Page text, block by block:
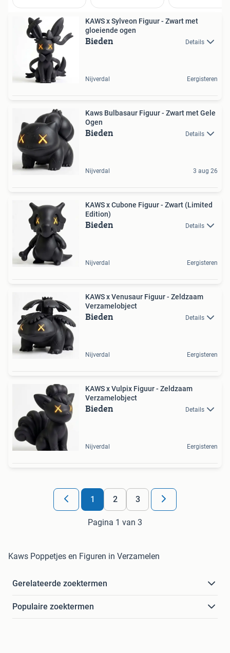
KAWS x Sylveon Figuur - Zwart met
gloeiende ogen
Bieden Details
Nijverdal Eergisteren
Kaws Bulbasaur Figuur - Zwart met Gele
Ogen
Bieden Details
Nijverdal 3 aug 26
KAWS x Cubone Figuur - Zwart (Limited
Edition)
Bieden Details
Nijverdal Eergisteren
KAWS x Venusaur Figuur - Zeldzaam
Verzamelobject
Bieden Details
Nijverdal Eergisteren
KAWS x Vulpix Figuur - Zeldzaam
Verzamelobject
Bieden Details
Nijverdal Eergisteren
1 2 3
Pagina 1 van 3
Kaws Poppetjes en Figuren in Verzamelen
Gerelateerde zoektermen
Populaire zoektermen